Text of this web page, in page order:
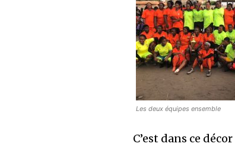
Les deux équipes ensemble
C’est dans ce